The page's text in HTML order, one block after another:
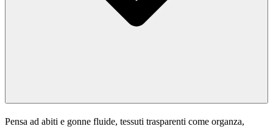
Pensa ad abiti e gonne fluide, tessuti trasparenti come organza,